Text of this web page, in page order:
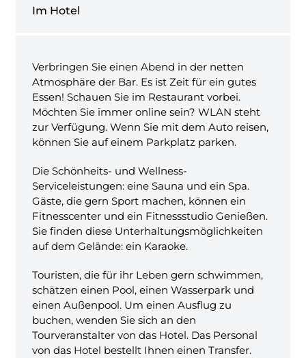
Im Hotel
Verbringen Sie einen Abend in der netten
Atmosphäre der Bar. Es ist Zeit für ein gutes
Essen! Schauen Sie im Restaurant vorbei.
Möchten Sie immer online sein? WLAN steht
zur Verfügung. Wenn Sie mit dem Auto reisen,
können Sie auf einem Parkplatz parken.
Die Schönheits- und Wellness-
Serviceleistungen: eine Sauna und ein Spa.
Gäste, die gern Sport machen, können ein
Fitnesscenter und ein Fitnessstudio Genießen.
Sie finden diese Unterhaltungsmöglichkeiten
auf dem Gelände: ein Karaoke.
Touristen, die für ihr Leben gern schwimmen,
schätzen einen Pool, einen Wasserpark und
einen Außenpool. Um einen Ausflug zu
buchen, wenden Sie sich an den
Tourveranstalter von das Hotel. Das Personal
von das Hotel bestellt Ihnen einen Transfer.